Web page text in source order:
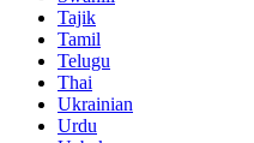
Tajik
Tamil
Telugu
Thai
Ukrainian
Urdu